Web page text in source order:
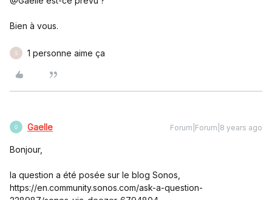
Bien à vous.
S 1 personne aime ça
G Gaelle Forum|Forum|8 years ago
Bonjour,
la question a été posée sur le blog Sonos,
https://en.community.sonos.com/ask-a-question-